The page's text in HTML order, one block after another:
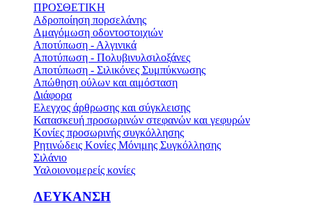
ΠΡΟΣΘΕΤΙΚΗ
Αδροποίηση πορσελάνης
Αμαγόμωση οδοντοστοιχιών
Αποτύπωση - Αλγινικά
Αποτύπωση - Πολυβινυλσιλοξάνες
Αποτύπωση - Σιλικόνες Συμπύκνωσης
Απώθηση ούλων και αιμόσταση
Διάφορα
Ελεγχος άρθρωσης και σύγκλεισης
Κατασκευή προσωρινών στεφανών και γεφυρών
Κονίες προσωρινής συγκόλλησης
Ρητινώδεις Κονίες Μόνιμης Συγκόλλησης
Σιλάνιο
Υαλοιονομερείς κονίες
ΛΕΥΚΑΝΣΗ